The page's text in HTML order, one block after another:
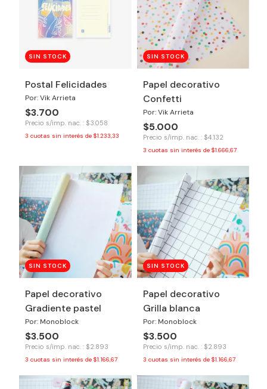
SIN STOCK
Postal Felicidades
Por: Vik Arrieta
$3.700
Precio s/imp. nac. : $3.058
3 cuotas sin interés de $1.233,33
SIN STOCK
Papel decorativo
Confetti
Por: Vik Arrieta
$5.000
Precio s/imp. nac. : $4.132
3 cuotas sin interés de $1.666,67
SIN STOCK
Papel decorativo
Gradiente pastel
Por: Monoblock
$3.500
Precio s/imp. nac. : $2.893
3 cuotas sin interés de $1.166,67
SIN STOCK
Papel decorativo
Grilla blanca
Por: Monoblock
$3.500
Precio s/imp. nac. : $2.893
3 cuotas sin interés de $1.166,67